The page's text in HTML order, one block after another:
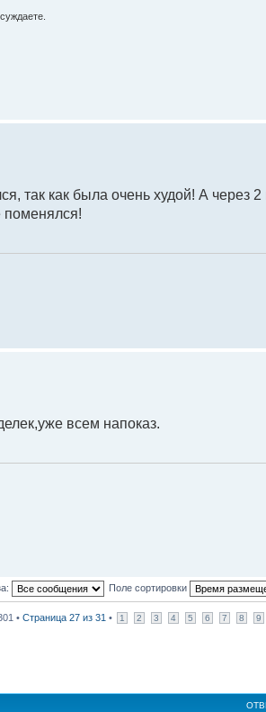
так как была очень худой! А через
поменялся!
всем напоказ.
Поле сортировки
• Страница 27 из 31 • 1 2 3 4 5 6 7 8 9